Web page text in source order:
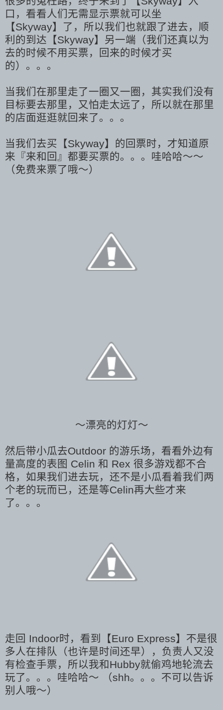
口，看看人们无需显示票就可以坐
【Skyway】了，所以我们也就跟了进去，顺
利的到 达【Skyway】 另一端（我们还真以为
去的时候不用买票，回来的时候才买
的）。。。
当我们在那里走了一圈又一圈，其实我们没有
目标要去那里，又怕走太远了，所以就在那里
的店面逛逛就回来了。。。
当我们去买 【Skyway】的 回 票时，才知道原
来『来和回』都要买票的。。。哇哈哈～～
（免费来票了哦～）
～漂亮的灯灯～
然后带小瓜去Outdoor 的游乐场，看看外边有
量高度的表图 Celin 和 Rex 很多游戏都不合
格，如果我们进去玩，还不是小瓜看着我们两
个老的玩而已，还是等Celin再大些才来
了。。。
走回 Indoor时，看到【Euro Express】不是很
多人在排队（也许是时间还早），负责人又没
有检查手票，所以我和Hubby就偷鸡地轮流去
玩了。。。哇哈哈～ （shh。。。不可以告诉
别人哦～）